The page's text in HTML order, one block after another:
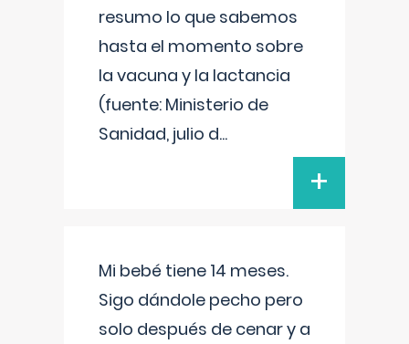
resumo lo que sabemos
hasta el momento sobre
la vacuna y la lactancia
(fuente: Ministerio de
Sanidad, julio d...
+
Mi bebé tiene 14 meses.
Sigo dándole pecho pero
solo después de cenar y a